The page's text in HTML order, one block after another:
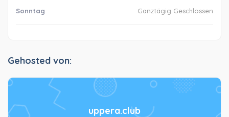
Sonntag Ganztägig Geschlossen
Gehosted von:
uppera.club